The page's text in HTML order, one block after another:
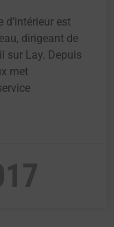
est
dirigeant de
sur Lay. Depuis
met